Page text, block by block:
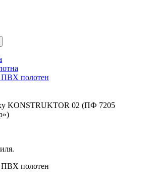
полотен
KONSTRUKTOR 02 (ПФ 7205
полотен